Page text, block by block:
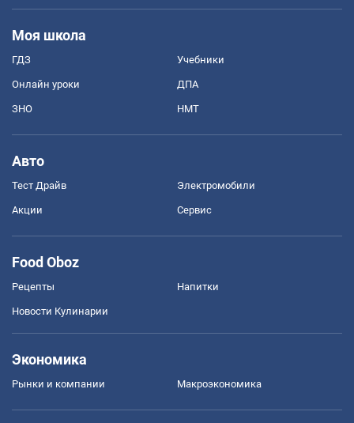
Моя школа
ГДЗ Учебники
Онлайн уроки ДПА
ЗНО НМТ
Авто
Тест Драйв Электромобили
Акции Сервис
Food Oboz
Рецепты Напитки
Новости Кулинарии
Экономика
Рынки и компании Mакроэкономика